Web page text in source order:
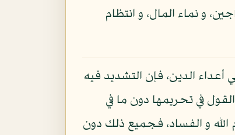
و نماء المال، و انتظام
أعداء الدين، فإن التشديد فيه
في تحريمها دون ما في
و الفساد، فجميع ذلك دون